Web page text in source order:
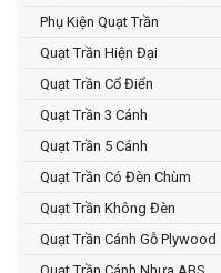
Phụ Kiện Quạt Trần
Quạt Trần Hiện Đại
Quạt Trần Cổ Điển
Quạt Trần 3 Cánh
Quạt Trần 5 Cánh
Quạt Trần Có Đèn Chùm
Quạt Trần Không Đèn
Quạt Trần Cánh Gỗ Plywood